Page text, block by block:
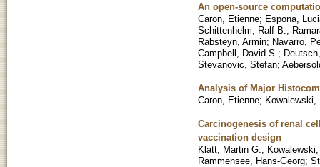
An open-source
Caron, Etienne; Espona,
Schittenhelm, Ralf B. ;
Rabsteyn, Armin; Navarro,
Campbell, David S. ;
Stevanovic, Stefan;
Analysis of Major
Caron, Etienne; Kowalewski,
Carcinogenesis of renal
vaccination design
Klatt, Martin G. ;
Rammensee, Hans-Georg;